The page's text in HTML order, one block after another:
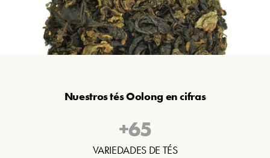
Nuestros tés Oolong en cifras
VARIEDADES DE TÉS
+65